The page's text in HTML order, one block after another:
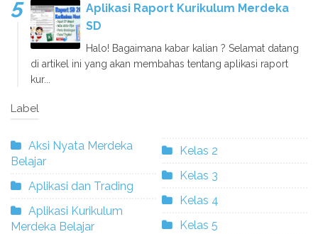
Aplikasi Raport Kurikulum Merdeka
SD
Halo! Bagaimana kabar kalian ? Selamat datang
di artikel ini yang akan membahas tentang aplikasi raport
kur...
Label
Aksi Nyata Merdeka
Belajar
Aplikasi dan Trading
Aplikasi Kurikulum
Merdeka Belajar
Kelas 2
Kelas 3
Kelas 4
Kelas 5